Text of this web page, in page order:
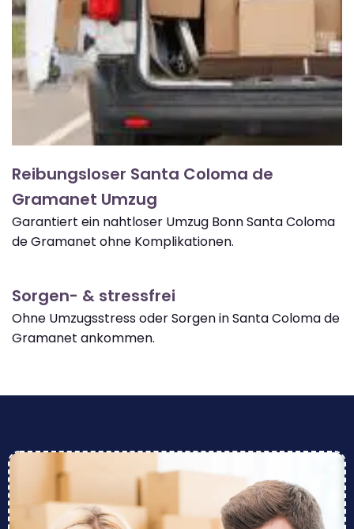
Reibungsloser Santa Coloma de
Gramanet Umzug
Garantiert ein nahtloser Umzug Bonn Santa Coloma
de Gramanet ohne Komplikationen.
Sorgen- & stressfrei
Ohne Umzugsstress oder Sorgen in Santa Coloma de
Gramanet ankommen.